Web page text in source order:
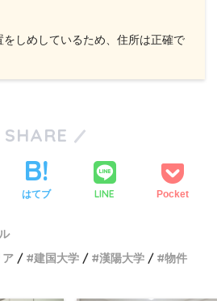
しめしているため、住所は正確で
SHARE
はてブ LINE Pocket
ア 建国大学 漢陽大学 物件